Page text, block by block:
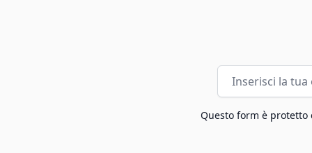
Indirizzo email
Questo form è protetto